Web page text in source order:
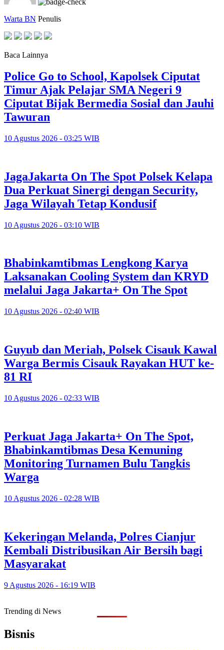
Warta BN Penulis
Baca Lainnya
Police Go to School, Kapolsek Ciputat
Timur Ajak Pelajar SMA Negeri 9
Ciputat Bijak Bermedia Sosial dan Jauhi
Tawuran
10 Agustus 2026 - 03:25 WIB
JagaJakarta On The Spot Polsek Kelapa
Dua Perkuat Sinergi dengan Security,
Jaga Wilayah Tetap Kondusif
10 Agustus 2026 - 03:10 WIB
Bhabinkamtibmas Lengkong Karya
Laksanakan Cooling System dan KRYD
melalui Jaga Jakarta+ On The Spot
10 Agustus 2026 - 02:40 WIB
Guyub dan Meriah, Polsek Cisauk Kawal
Warga Bermis Cisauk Rayakan HUT ke-
81 RI
10 Agustus 2026 - 02:33 WIB
Perkuat Jaga Jakarta+ On The Spot,
Bhabinkamtibmas Desa Kemuning
Monitoring Turnamen Bulu Tangkis
Warga
10 Agustus 2026 - 02:28 WIB
Kekeringan Melanda, Polres Cianjur
Kembali Distribusikan Air Bersih bagi
Masyarakat
9 Agustus 2026 - 16:19 WIB
Trending di News
Bisnis